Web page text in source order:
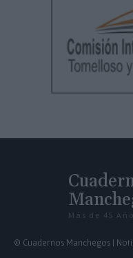
Más de 45
© Cuadernos Manchegos |